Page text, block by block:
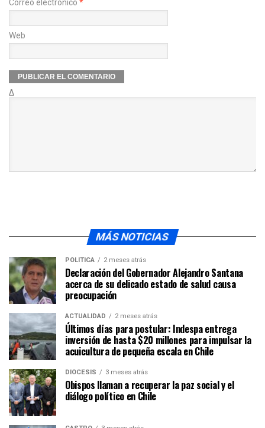
Correo electrónico *
Web
Δ
MÁS NOTICIAS
POLÍTICA 2 meses atrás
Declaración del Gobernador Alejandro Santana
acerca de su delicado estado de salud causa
preocupación
ACTUALIDAD 2 meses atrás
Últimos días para postular: Indespa entrega
inversión de hasta $20 millones para impulsar la
acuicultura de pequeña escala en Chile
DIÓCESIS 3 meses atrás
Obispos llaman a recuperar la paz social y el
diálogo político en Chile